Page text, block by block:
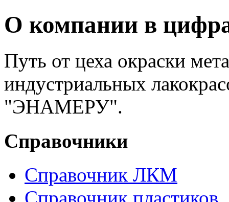
О компании в
Путь от цеха окраски
индустриальных
"ЭНАМЕРУ".
Справочники
Справочник ЛКМ
Справочник пластиков